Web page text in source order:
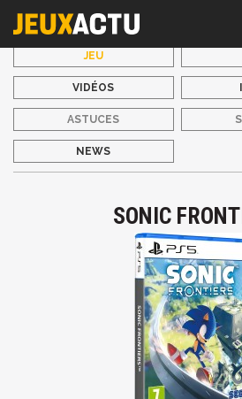
JEU
VIDÉOS
ASTUCES
NEWS
SONIC